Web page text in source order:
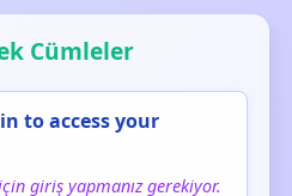
Cümleler
to access your
giriş yapmanız gerekiyor.